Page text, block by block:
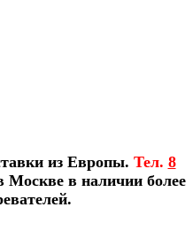
из Европы. Тел. 8
Москве в наличии более